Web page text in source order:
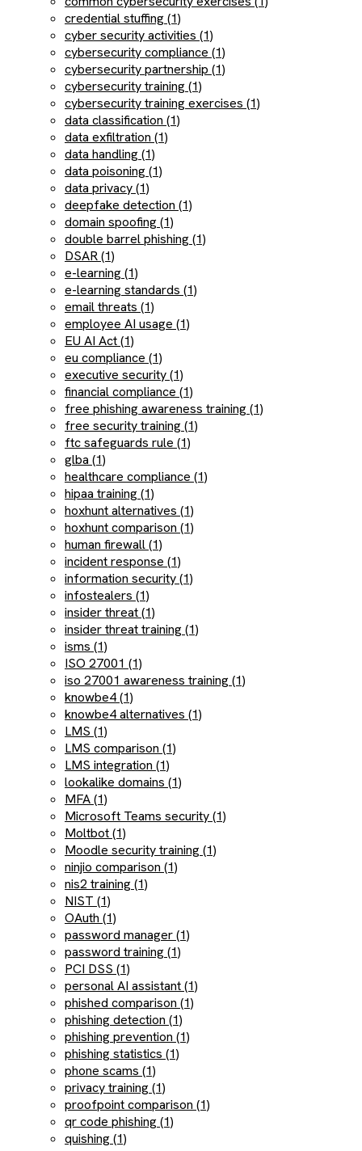
credential stuffing (1)
cyber security activities (1)
cybersecurity compliance (1)
cybersecurity partnership (1)
cybersecurity training (1)
cybersecurity training exercises (1)
data classification (1)
data exfiltration (1)
data handling (1)
data poisoning (1)
data privacy (1)
deepfake detection (1)
domain spoofing (1)
double barrel phishing (1)
DSAR (1)
e-learning (1)
e-learning standards (1)
email threats (1)
employee AI usage (1)
EU AI Act (1)
eu compliance (1)
executive security (1)
financial compliance (1)
free phishing awareness training (1)
free security training (1)
ftc safeguards rule (1)
glba (1)
healthcare compliance (1)
hipaa training (1)
hoxhunt alternatives (1)
hoxhunt comparison (1)
human firewall (1)
incident response (1)
information security (1)
infostealers (1)
insider threat (1)
insider threat training (1)
isms (1)
ISO 27001 (1)
iso 27001 awareness training (1)
knowbe4 (1)
knowbe4 alternatives (1)
LMS (1)
LMS comparison (1)
LMS integration (1)
lookalike domains (1)
MFA (1)
Microsoft Teams security (1)
Moltbot (1)
Moodle security training (1)
ninjio comparison (1)
nis2 training (1)
NIST (1)
OAuth (1)
password manager (1)
password training (1)
PCI DSS (1)
personal AI assistant (1)
phished comparison (1)
phishing detection (1)
phishing prevention (1)
phishing statistics (1)
phone scams (1)
privacy training (1)
proofpoint comparison (1)
qr code phishing (1)
quishing (1)